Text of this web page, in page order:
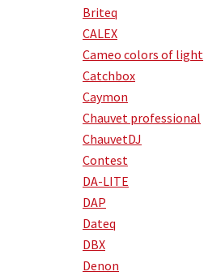
Briteq
CALEX
Cameo colors of light
Catchbox
Caymon
Chauvet professional
ChauvetDJ
Contest
DA-LITE
DAP
Dateq
DBX
Denon